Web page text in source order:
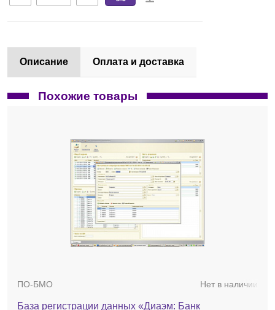
Контакты
Описание Оплата и доставка
Похожие товары
ПО-БМО Нет в наличии
База регистрации данных «Диаэм: Банк